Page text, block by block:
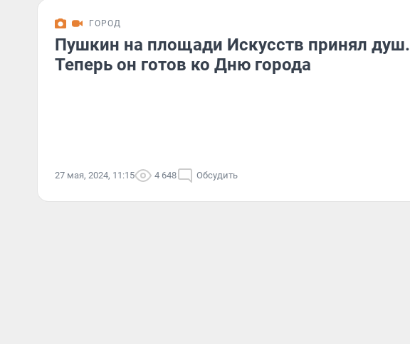
ГОРОД
Пушкин на площади Искусств принял душ.
Теперь он готов ко Дню города
27 мая, 2024, 11:15 4 648 Обсудить